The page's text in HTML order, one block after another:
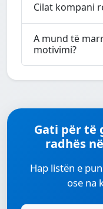
Cilat kompani
A mund të
motivimi?
Gati për të
radhës
Hap listën e
ose na